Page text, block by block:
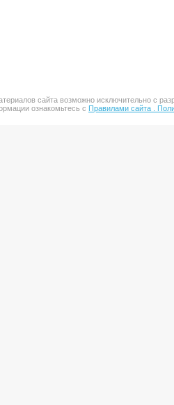
сайта возможно исключительно с
ознакомьтесь с Правилами сайта .